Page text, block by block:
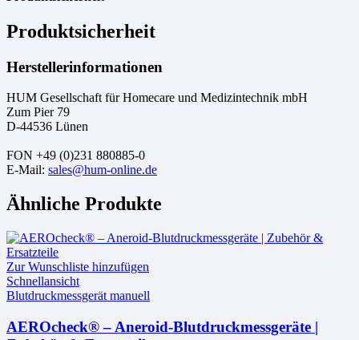
Produktsicherheit
Herstellerinformationen
HUM Gesellschaft für Homecare und Medizintechnik mbH
Zum Pier 79
D-44536 Lünen
FON +49 (0)231 880885-0
E-Mail: sales@hum-online.de
Ähnliche Produkte
Zur Wunschliste hinzufügen
Schnellansicht
Blutdruckmessgerät manuell
AEROcheck® – Aneroid-Blutdruckmessgeräte |